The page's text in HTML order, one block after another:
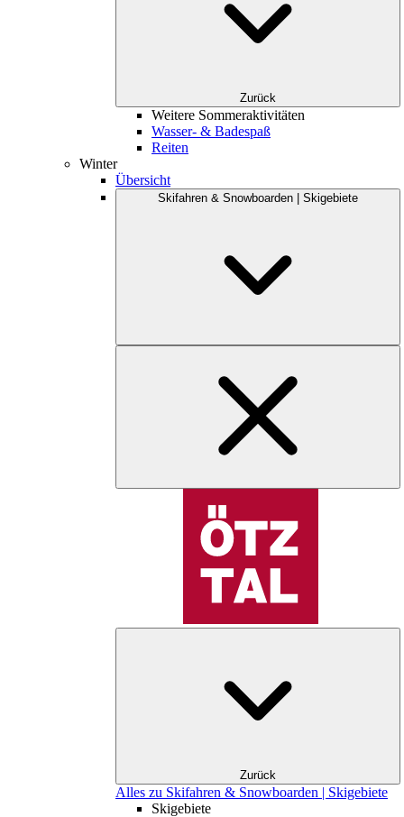
Zurück
Weitere Sommeraktivitäten
Wasser- & Badespaß
Reiten
Winter
Übersicht
Skifahren & Snowboarden | Skigebiete
Zurück
Alles zu Skifahren & Snowboarden | Skigebiete
Skigebiete